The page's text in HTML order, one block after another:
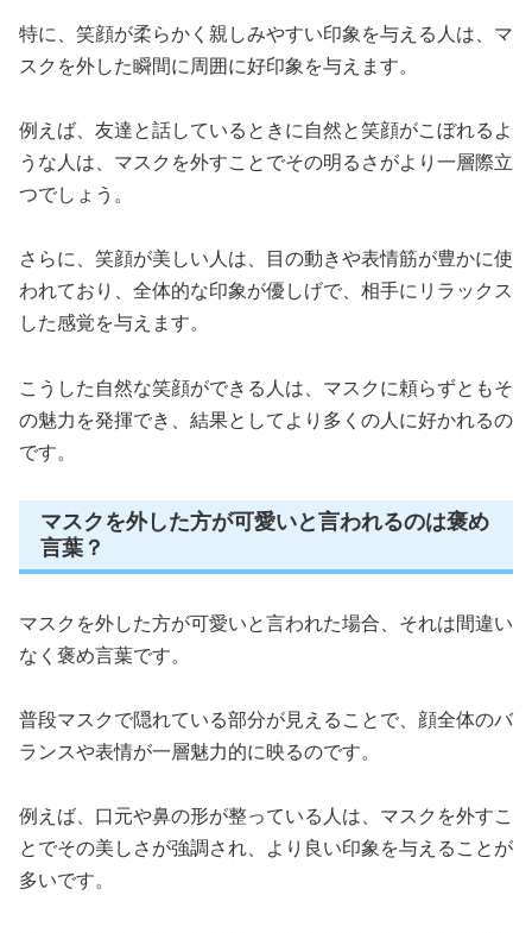
特に、笑顔が柔らかく親しみやすい印象を与える人は、マ
スクを外した瞬間に周囲に好印象を与えます。
例えば、友達と話しているときに自然と笑顔がこぼれるよ
うな人は、マスクを外すことでその明るさがより一層際立
つでしょう。
さらに、笑顔が美しい人は、目の動きや表情筋が豊かに使
われており、全体的な印象が優しげで、相手にリラックス
した感覚を与えます。
こうした自然な笑顔ができる人は、マスクに頼らずともそ
の魅力を発揮でき、結果としてより多くの人に好かれるの
です。
マスクを外した方が可愛いと言われるのは褒め
言葉？
マスクを外した方が可愛いと言われた場合、それは間違い
なく褒め言葉です。
普段マスクで隠れている部分が見えることで、顔全体のバ
ランスや表情が一層魅力的に映るのです。
例えば、口元や鼻の形が整っている人は、マスクを外すこ
とでその美しさが強調され、より良い印象を与えることが
多いです。